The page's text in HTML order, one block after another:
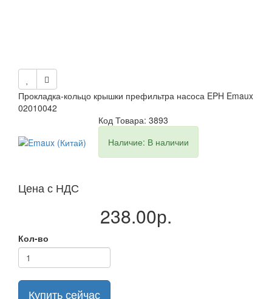
Прокладка-кольцо крышки префильтра насоса EPH Emaux
02010042
Код Товара: 3893
Наличие: В наличии
Цена с НДС
238.00р.
Кол-во
Купить сейчас